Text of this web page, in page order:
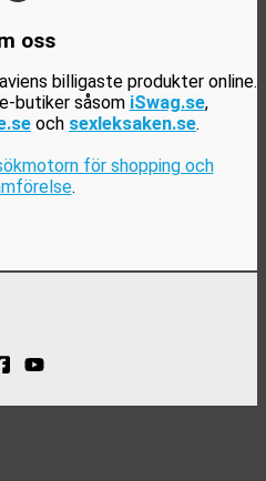
oss
billigaste produkter online.
butiker såsom iSwag.se,
och sexleksaken.se.
för shopping och
.